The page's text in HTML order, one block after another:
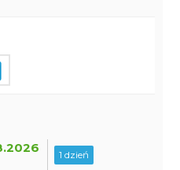
1 dzień